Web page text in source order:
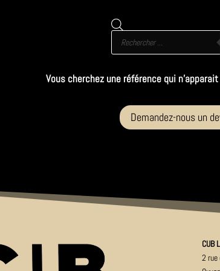
Recherche
produits
Vous cherchez une référence qui
Demandez-nous un
CUB
2 rue